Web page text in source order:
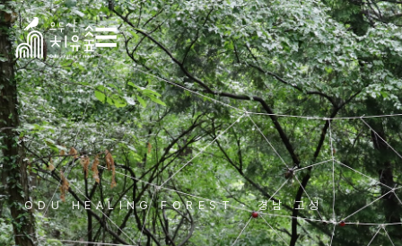
☰
ODU HEALING FOREST · 경남 고성